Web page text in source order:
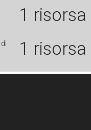
1 risorsa
di 1 risorsa